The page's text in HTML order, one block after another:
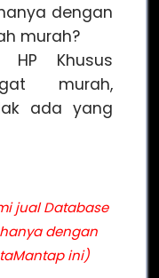
dengan
murah?
HP Khusus
murah,
ada yang
jual Database
dengan
ini)